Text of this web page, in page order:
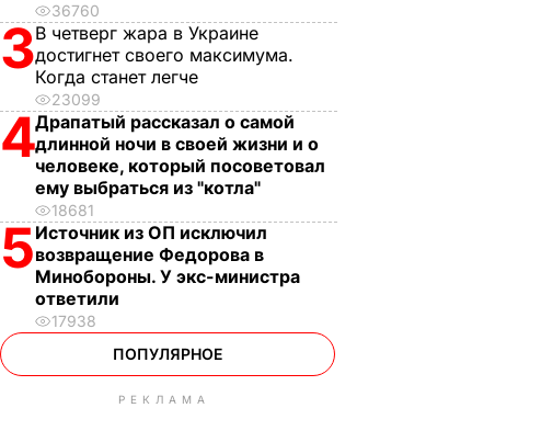
36760
3В четверг жара в Украине
достигнет своего максимума.
Когда станет легче
23099
4Драпатый рассказал о самой
длинной ночи в своей жизни и о
человеке, который посоветовал
ему выбраться из "котла"
18681
5Источник из ОП исключил
возвращение Федорова в
Минобороны. У экс-министра
ответили
17938
ПОПУЛЯРНОЕ
РЕКЛАМА